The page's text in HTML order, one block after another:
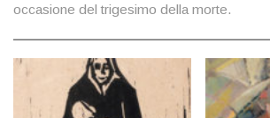
occasione del trigesimo della morte.